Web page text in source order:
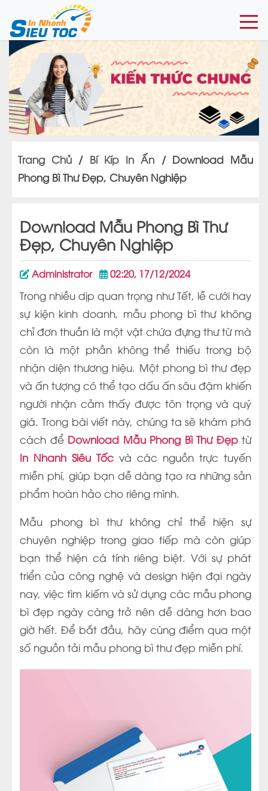
Trang Chủ / Bí Kíp In Ấn / Download Mẫu
Phong Bì Thư Đẹp, Chuyên Nghiệp
Download Mẫu Phong Bì Thư
Đẹp, Chuyên Nghiệp
Administrator 02:20, 17/12/2024
Trong nhiều dịp quan trọng như Tết, lễ cưới hay
sự kiện kinh doanh, mẫu phong bì thư không
chỉ đơn thuần là một vật chứa đựng thư từ mà
còn là một phần không thể thiếu trong bộ
nhận diện thương hiệu. Một phong bì thư đẹp
và ấn tượng có thể tạo dấu ấn sâu đậm khiến
người nhận cảm thấy được tôn trọng và quý
giá. Trong bài viết này, chúng ta sẽ khám phá
cách để Download Mẫu Phong Bì Thư Đẹptừ
In Nhanh Siêu Tốc và các nguồn trực tuyến
miễn phí, giúp bạn dễ dàng tạo ra những sản
phẩm hoàn hảo cho riêng mình.
Mẫu phong bì thư không chỉ thể hiện sự
chuyên nghiệp trong giao tiếp mà còn giúp
bạn thể hiện cá tính riêng biệt. Với sự phát
triển của công nghệ và design hiện đại ngày
nay, việc tìm kiếm và sử dụng các mẫu phong
bì đẹp ngày càng trở nên dễ dàng hơn bao
giờ hết. Để bắt đầu, hãy cùng điểm qua một
số nguồn tải mẫu phong bì thư đẹp miễn phí.